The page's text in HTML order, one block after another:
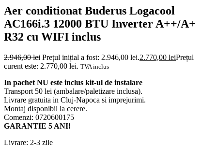
Aer conditionat Buderus Logacool
AC166i.3 12000 BTU Inverter A++/A+
R32 cu WIFI inclus
2.946,00lei Prețul inițial a fost: 2.946,00 lei.2.770,00 leiPrețul
curent este: 2.770,00 lei. TVA inclus
In pachet NU este inclus kit-ul de instalare
Transport 50 lei (ambalare/paletizare inclusa).
Livrare gratuita in Cluj-Napoca si imprejurimi.
Montaj disponibil la cerere.
Comenzi: 0720600175
GARANTIE 5 ANI!
Livrare: 2-3 zile